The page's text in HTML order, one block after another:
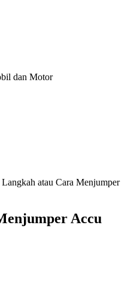
dan Motor
Langkah atau Cara Menjumper
Accu